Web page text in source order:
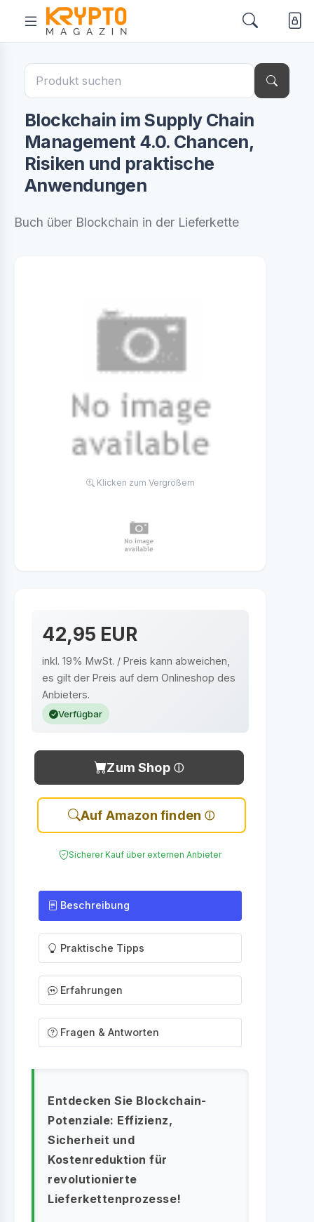
Blockchain im Supply Chain
Management 4.0. Chancen,
Risiken und praktische
Anwendungen
Buch über Blockchain in der Lieferkette
Klicken zum Vergrößern
42,95 EUR
inkl. 19% MwSt. / Preis kann abweichen,
es gilt der Preis auf dem Onlineshop des
Anbieters.
Verfügbar
Zum Shop
Auf Amazon finden
Sicherer Kauf über externen Anbieter
Beschreibung
Praktische Tipps
Erfahrungen
Fragen & Antworten
Entdecken Sie Blockchain-
Potenziale: Effizienz,
Sicherheit und
Kostenreduktion für
revolutionierte
Lieferkettenprozesse!